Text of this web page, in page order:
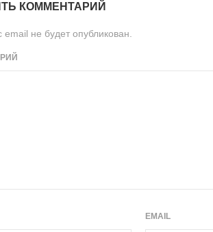
КОММЕНТАРИЙ
не будет опубликован.
EMAIL